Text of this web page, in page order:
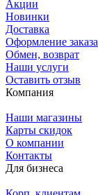
Акции
Новинки
Доставка
Оформление заказа
Обмен, возврат
Наши услуги
Оставить отзыв
Компания
Наши магазины
Карты скидок
О компании
Контакты
Для бизнеса